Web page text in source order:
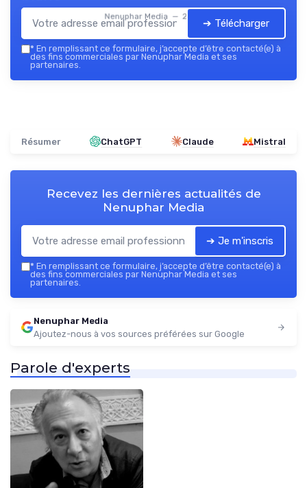
Nenuphar Media — 2026
➔ Télécharger
* En remplissant ce formulaire, j’accepte d’être contacté(e) à
des fins commerciales par Nenuphar Media et ses
partenaires.
Résumer ChatGPT Claude Mistral
Recevez les dernières actualités de
Nenuphar Media
➔ Je m'inscris
* En remplissant ce formulaire, j’accepte d’être contacté(e) à
des fins commerciales par Nenuphar Media et ses
partenaires.
Nenuphar Media
Ajoutez-nous à vos sources préférées sur Google
Parole d'experts